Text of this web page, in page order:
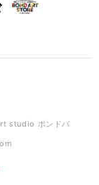
studio ボンドバ